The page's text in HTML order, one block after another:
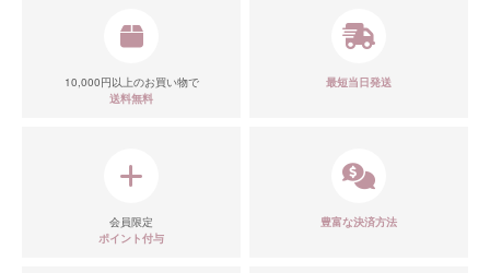
10,000円以上のお買い物で
送料無料
最短当日発送
会員限定
ポイント付与
豊富な決済方法